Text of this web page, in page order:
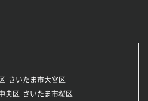
さいたま市大宮区
央区
さいたま市桜区